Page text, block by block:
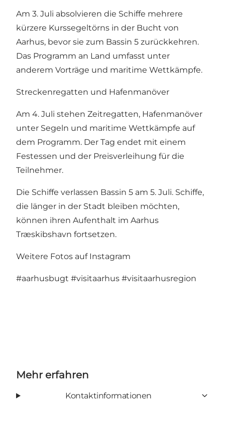
Am 3. Juli absolvieren die Schiffe mehrere
kürzere Kurssegeltörns in der Bucht von
Aarhus, bevor sie zum Bassin 5 zurückkehren.
Das Programm an Land umfasst unter
anderem Vorträge und maritime Wettkämpfe.
Streckenregatten und Hafenmanöver
Am 4. Juli stehen Zeitregatten, Hafenmanöver
unter Segeln und maritime Wettkämpfe auf
dem Programm. Der Tag endet mit einem
Festessen und der Preisverleihung für die
Teilnehmer.
Die Schiffe verlassen Bassin 5 am 5. Juli. Schiffe,
die länger in der Stadt bleiben möchten,
können ihren Aufenthalt im Aarhus
Træskibshavn fortsetzen.
Weitere Fotos auf Instagram
#aarhusbugt #visitaarhus #visitaarhusregion
Mehr erfahren
Kontaktinformationen